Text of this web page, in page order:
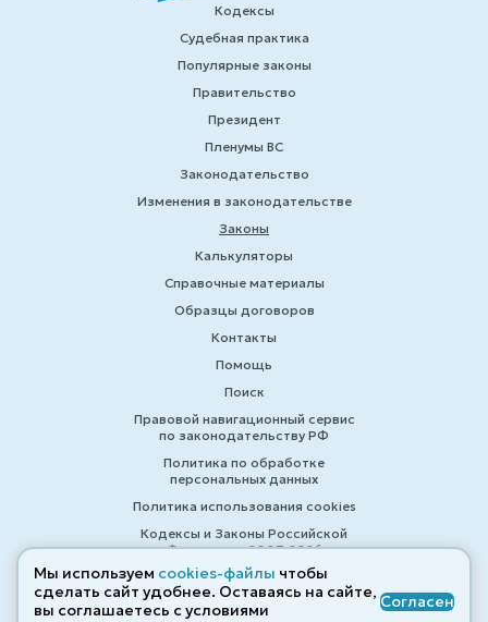
Кодексы
Судебная практика
Популярные законы
Правительство
Президент
Пленумы ВС
Законодательство
Изменения в законодательстве
Законы
Калькуляторы
Справочные материалы
Образцы договоров
Контакты
Помощь
Поиск
Правовой навигационный сервис
по законодательству РФ
Политика по обработке
персональных данных
Политика использования cookies
Кодексы и Законы Российской
Федерации 2007-2026
© ZAKONRF.INFO
Мы используем cookies-файлы чтобы
сделать сайт удобнее. Оставаясь на сайте,
вы соглашаетесь с условиями
Согласен